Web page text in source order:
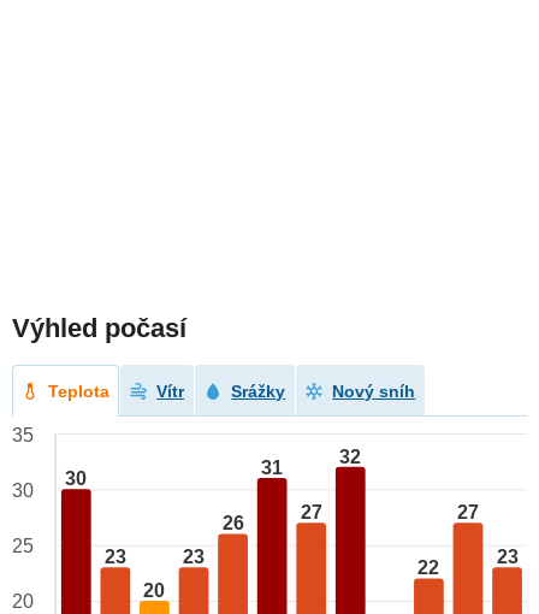
Výhled počasí
Teplota Vítr Srážky Nový sníh
30
23
20
23
26
31
27
32
22
27
23
35
30
25
20